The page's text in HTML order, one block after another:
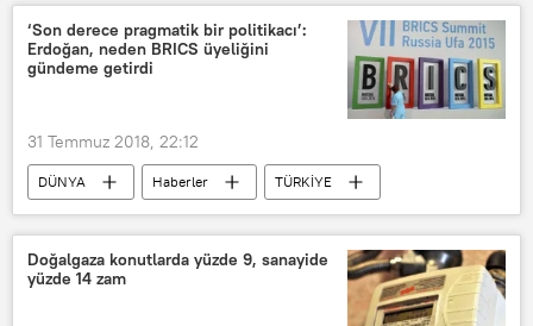
istanbul kart
‘Son derece pragmatik bir politikacı’:
Erdoğan, neden BRICS üyeliğini
gündeme getirdi
31 Temmuz 2018, 22:12
DÜNYA Haberler
TÜRKİYE
Rusya
Recep Tayyip Erdoğan
BRICS
Doğalgaza konutlarda yüzde 9, sanayide
yüzde 14 zam